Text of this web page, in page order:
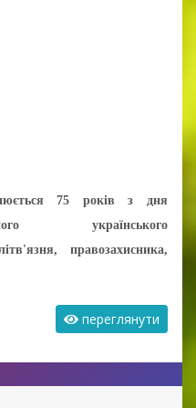
75 років з дня
українського
правозахисника,
переглянути